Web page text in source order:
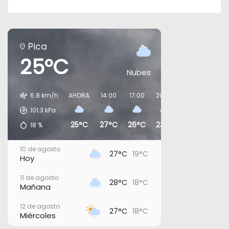
Pica
25°C Nubes
6.8 km/h
101.3 kPa
18 %
AHORA
25°C
14:00
27°C
17:00
26°C
20:00
23°C
10 de agosto
Hoy 27°C 19°C
11 de agosto
Mañana 28°C 18°C
12 de agosto
Miércoles 27°C 18°C